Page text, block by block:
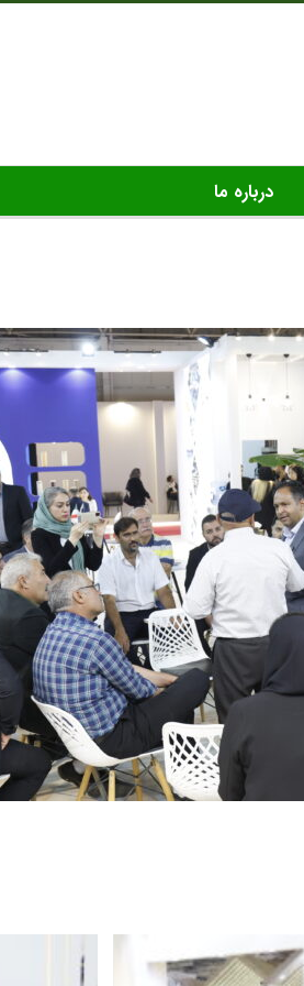
درباره ما